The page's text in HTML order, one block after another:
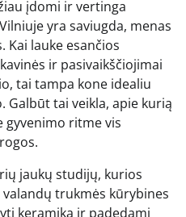
įdomi ir vertinga
yra saviugda, menas
Kai lauke esančios
ir pasivaikščiojimai
tai tampa kone idealiu
Galbūt tai veikla, apie kurią
gyvenimo ritme vis
jaukų studijų, kurios
trukmės kūrybines
keramiką ir padedami